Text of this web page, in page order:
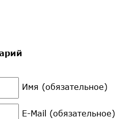
Имя (обязательное)
E-Mail (обязательное)